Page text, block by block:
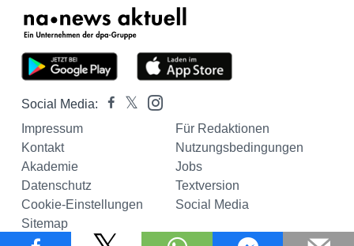
Social Media:
Impressum
Für Redaktionen
Kontakt
Nutzungsbedingungen
Akademie
Jobs
Datenschutz
Textversion
Cookie-Einstellungen
Social Media
Sitemap